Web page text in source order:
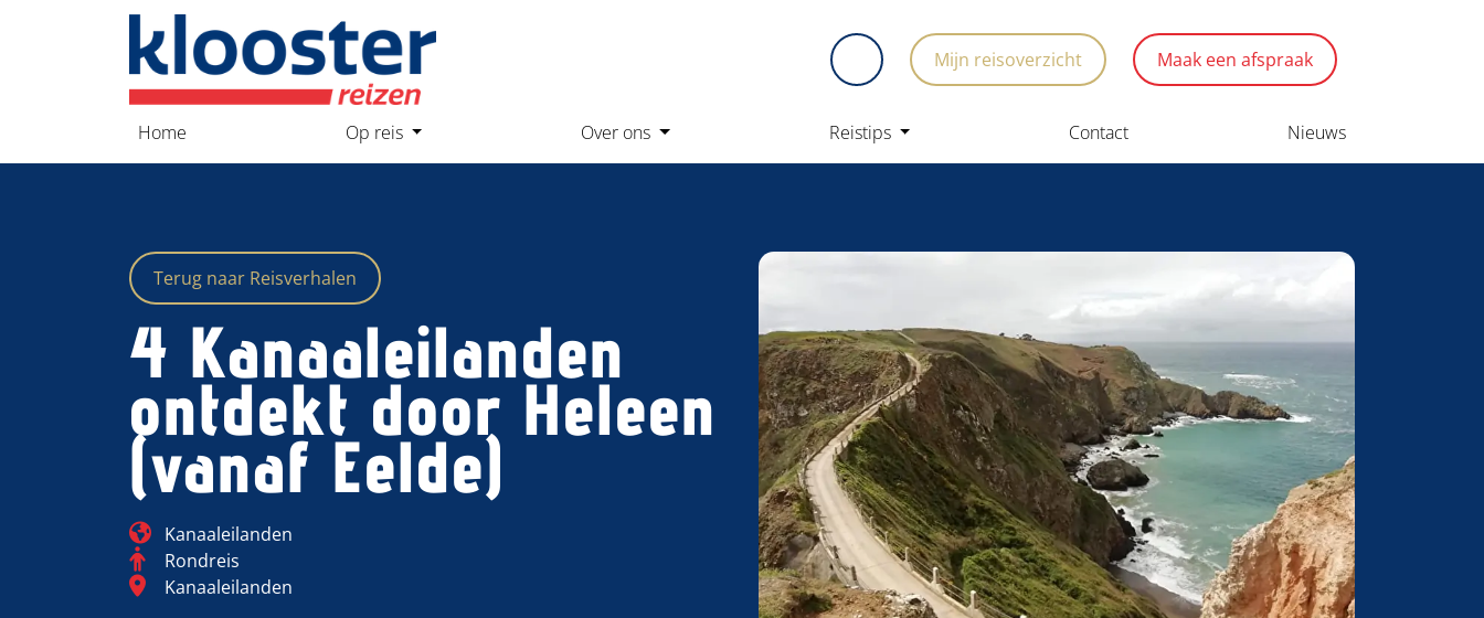
Mijn reisoverzicht
Maak een afspraak
Home Op reis Over ons Reistips Contact Nieuws
Terug naar Reisverhalen
4 Kanaaleilanden
ontdekt door Heleen
(vanaf Eelde)
Blog_field_Bestemming
Kanaaleilanden
Categorie
Rondreis
Blog_field_Continent
Kanaaleilanden